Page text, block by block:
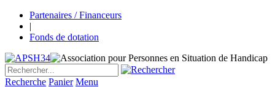
Partenaires / Financeurs
|
Fonds de dotation
Recherche Panier Menu